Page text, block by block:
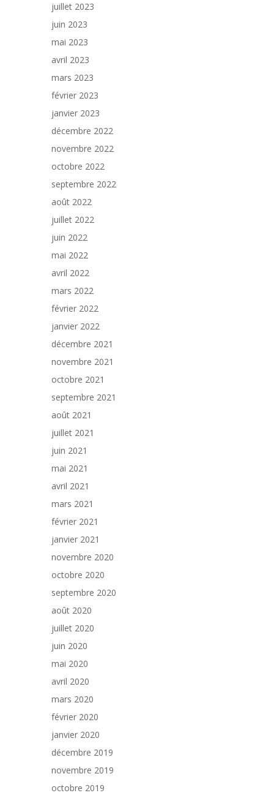
juillet 2023
juin 2023
mai 2023
avril 2023
mars 2023
février 2023
janvier 2023
décembre 2022
novembre 2022
octobre 2022
septembre 2022
août 2022
juillet 2022
juin 2022
mai 2022
avril 2022
mars 2022
février 2022
janvier 2022
décembre 2021
novembre 2021
octobre 2021
septembre 2021
août 2021
juillet 2021
juin 2021
mai 2021
avril 2021
mars 2021
février 2021
janvier 2021
novembre 2020
octobre 2020
septembre 2020
août 2020
juillet 2020
juin 2020
mai 2020
avril 2020
mars 2020
février 2020
janvier 2020
décembre 2019
novembre 2019
octobre 2019